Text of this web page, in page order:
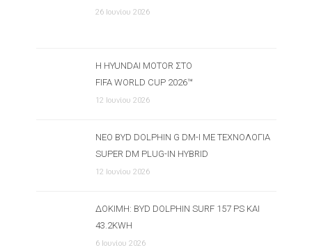
26 Ιουνίου 2026
Η HYUNDAI MOTOR ΣΤΟ
FIFA WORLD CUP 2026™
12 Ιουνίου 2026
ΝΈΟ BYD DOLPHIN G DM-I ΜΕ ΤΕΧΝΟΛΟΓΊΑ
SUPER DM PLUG-IN HYBRID
12 Ιουνίου 2026
ΔΟΚΙΜΉ: BYD DOLPHIN SURF 157 PS ΚΑΙ
43.2KWH
6 Ιουνίου 2026